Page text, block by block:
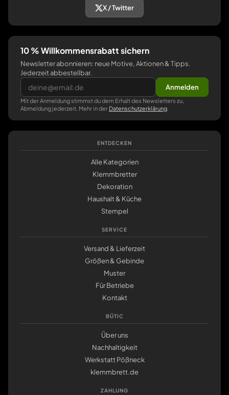
X / Twitter
10 % Willkommensrabatt sichern
Newsletter abonnieren: neue Motive, Aktionen & Tipps.
Jederzeit abbestellbar.
Anmelden
Mit der Anmeldung stimmst du dem Erhalt des Newsletters zu,
Abmeldung jederzeit. Mehr in der Datenschutzerklärung
ENTDECKEN
Alle Kategorien
Klemmbretter
Dekoration
Haushalt & Küche
Stempel
SERVICE
Versand & Lieferzeit
Größen & Gebinde
Muster
Für Betriebe
Kontakt
BÜTIC
Über uns
Nachhaltigkeit
Werkstatt Pößneck
klemmbrett.de
ZAHLUNG